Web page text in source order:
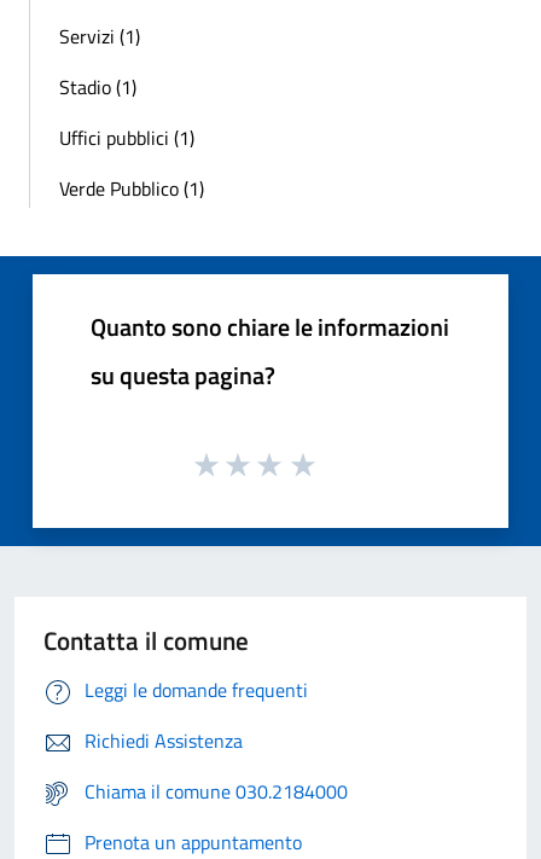
Servizi (1)
Stadio (1)
Uffici pubblici (1)
Verde Pubblico (1)
Quanto sono chiare le informazioni
su questa pagina?
Contatta il comune
Leggi le domande frequenti
Richiedi Assistenza
Chiama il comune 030.2184000
Prenota un appuntamento